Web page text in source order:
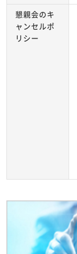
懇親会のキ
ャンセルポ
リシー